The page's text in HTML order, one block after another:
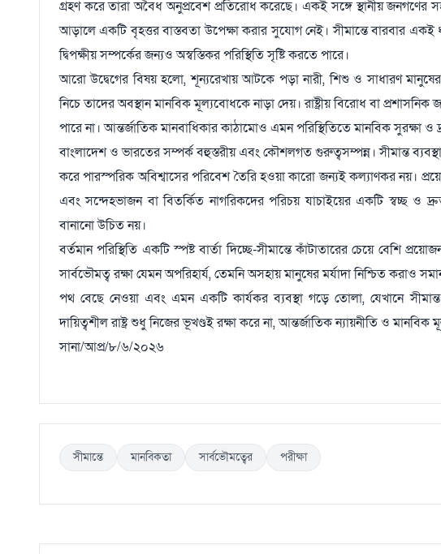
গ্রহণ করে তারা অবৈধ অনুপ্রবেশ প্রতিরোধ করেছে। একই সঙ্গে স্থানীয়
আড়ালে একটি বৃহত্তর বাস্তবতা উপেক্ষা করার সুযোগ নেই। সীমান্তে বারবার
দ্বিপক্ষীয় সম্পর্কের জন্যও অস্বস্তিকর পরিস্থিতি সৃষ্টি করতে পারে।
আরো উদ্বেগের বিষয় হলো, শূন্যরেখায় আটকে পড়া নারী, শিশু ও সাধারণ মানুষের
নিচে তাদের অবস্থান মানবিক মূল্যবোধকে নাড়া দেয়। রাষ্ট্রীয় বিরোধ বা
পারে না। আন্তর্জাতিক মানবাধিকার কাঠামোও এমন পরিস্থিতিতে মানবিক
বাংলাদেশ ও ভারতের সম্পর্ক বহুস্তরীয় এবং কৌশলগত গুরুত্বসম্পন্ন। সীমান্ত
করে পারস্পরিক অবিশ্বাসের পরিবেশ তৈরি হওয়া কারো জন্যই কল্যাণকর নয়।
এবং সন্দেহভাজন বা বিতর্কিত নাগরিকদের পরিচয় যাচাইয়ের একটি স্বচ্ছ ও
বানানো উচিত নয়।
বর্তমান পরিস্থিতি একটি স্পষ্ট বার্তা দিচ্ছে-সীমান্তে কাঁটাতারের চেয়ে বেশি
সার্বভৌমত্ব রক্ষা যেমন অপরিহার্য, তেমনি অসহায় মানুষের মর্যাদা নিশ্চিত করাও
পথ বেছে নেওয়া এবং এমন একটি কার্যকর ব্যবস্থা গড়ে তোলা, যেখানে
দায়িত্বশীল রাষ্ট্র শুধু নিজের ভূখণ্ডই রক্ষা করে না, আন্তর্জাতিক ন্যায়নীতি ও
সানা/আপ্র/৮/৬/২০২৬
সীমান্তে মানবিকতা সার্বভৌমত্বের পরীক্ষা